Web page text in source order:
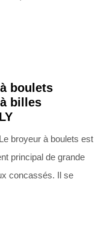
boulets
billes
broyeur à boulets est
principal de grande
concassés. Il se